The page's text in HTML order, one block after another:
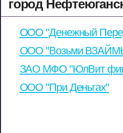
город
ООО "Денежный
ООО "Возьми
ЗАО МФО "ЮлВит
ООО "При Деньгах"